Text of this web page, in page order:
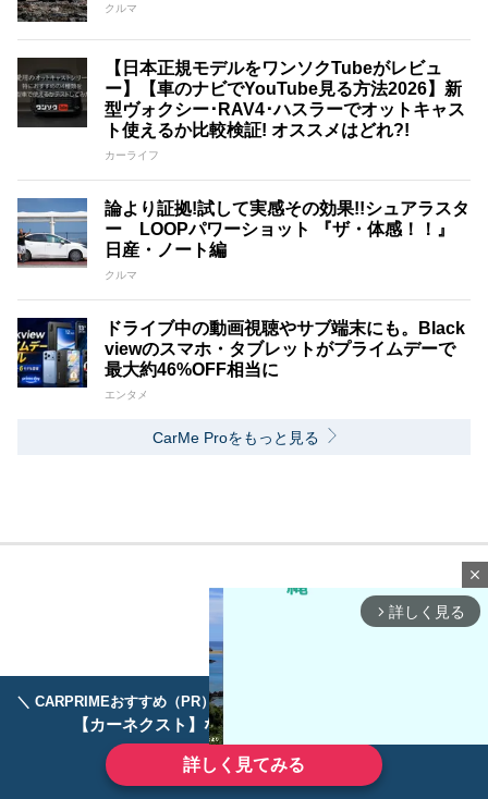
＼ CARPRIMEおすすめ（PR） ／
【カーネクスト】ならどんなクルマも高価買取
詳しく見てみる
クルマ
【日本正規モデルをワンソクTubeがレビュ
ー】【車のナビでYouTube見る方法2026】新
型ヴォクシー･RAV4･ハスラーでオットキャス
ト使えるか比較検証! オススメはどれ?!
カーライフ
論より証拠!試して実感その効果!!シュアラスタ
ー LOOPパワーショット 『ザ・体感！！』
日産・ノート編
クルマ
ドライブ中の動画視聴やサブ端末にも。Black
viewのスマホ・タブレットがプライムデーで
最大約46%OFF相当に
エンタメ
CarMe Proをもっと見る
close
arrow_forward_ios 詳しく見る